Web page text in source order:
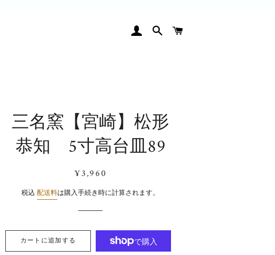
ログイン検索
三名窯【宮崎】松形
恭知 5寸高台皿89
通
価
販
価
¥3,960
税込配送料は購入手続き時に計算されます。
カートに追加する